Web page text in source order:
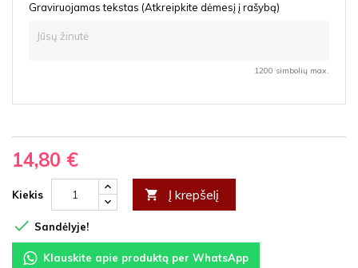
Graviruojamas tekstas (Atkreipkite dėmesį į rašybą)
1200 simbolių max.
14,80 €
Kiekis  Į krepšelį
 Sandėlyje!
Klauskite apie produktą per WhatsApp